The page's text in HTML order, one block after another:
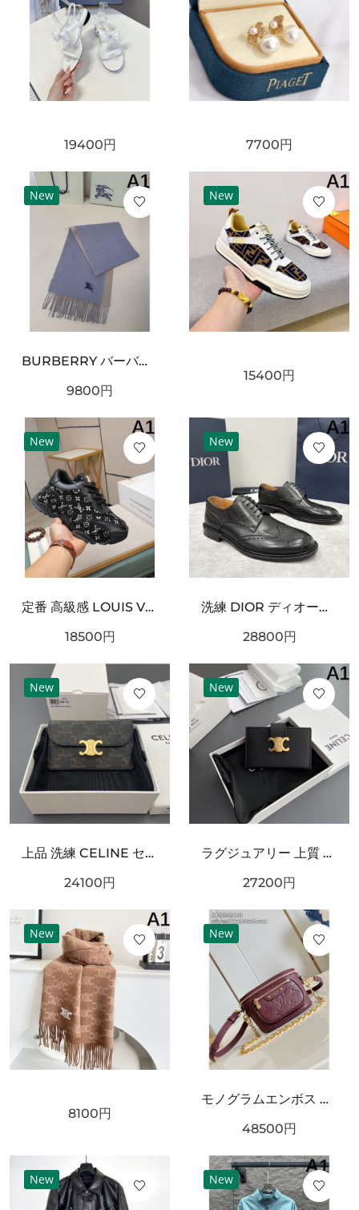
19400円 7700円
New
BURBERRY バーバリー コピー マフラー ライトブルー×グレー配色 ワンポイント騎士刺繍 フリンジ仕上げ 柔らかウール素材 上品な印象
9800円
New
15400円
New
定番 高級感 LOUIS VUITTON ルイヴィトン コピー スニーカー 上品 洗練
18500円
New
洗練 DIOR ディオール コピー ダービーシューズ ブラックレザー 光沢仕上げ 編み上げデザイン ボリュームソール 防滑仕様 フォーマルカジュアル兼用
28800円
New
上品 洗練 CELINE セリーヌ コピー カードケース 高級感 エレガント
24100円
New
ラグジュアリー 上質 CELINE セリーヌ コピー カードケース モダン 端正
27200円
New
8100円
New
モノグラムエンボス ミニショルダーバッグ 人気商品 LOUIS VUITTON ルイヴィトン コピー バッグ チェーン付き コンパクトサイズ
48500円
New New